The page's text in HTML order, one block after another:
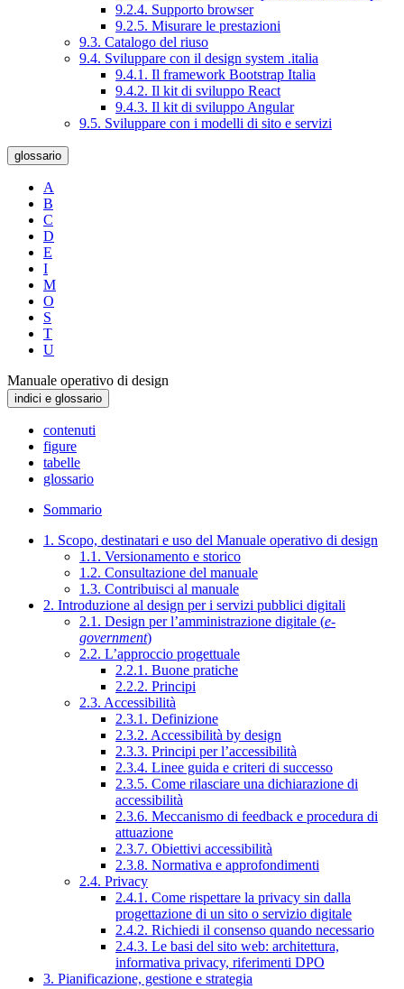
9.2.4. Supporto browser
9.2.5. Misurare le prestazioni
9.3. Catalogo del riuso
9.4. Sviluppare con il design system .italia
9.4.1. Il framework Bootstrap Italia
9.4.2. Il kit di sviluppo React
9.4.3. Il kit di sviluppo Angular
9.5. Sviluppare con i modelli di sito e servizi
glossario
A
B
C
D
E
I
M
O
S
T
U
Manuale operativo di design
indici e glossario
contenuti
figure
tabelle
glossario
Sommario
1. Scopo, destinatari e uso del Manuale operativo di design
1.1. Versionamento e storico
1.2. Consultazione del manuale
1.3. Contribuisci al manuale
2. Introduzione al design per i servizi pubblici digitali
2.1. Design per l’amministrazione digitale (e-
government)
2.2. L’approccio progettuale
2.2.1. Buone pratiche
2.2.2. Principi
2.3. Accessibilità
2.3.1. Definizione
2.3.2. Accessibilità by design
2.3.3. Principi per l’accessibilità
2.3.4. Linee guida e criteri di successo
2.3.5. Come rilasciare una dichiarazione di
accessibilità
2.3.6. Meccanismo di feedback e procedura di
attuazione
2.3.7. Obiettivi accessibilità
2.3.8. Normativa e approfondimenti
2.4. Privacy
2.4.1. Come rispettare la privacy sin dalla
progettazione di un sito o servizio digitale
2.4.2. Richiedi il consenso quando necessario
2.4.3. Le basi del sito web: architettura,
informativa privacy, riferimenti DPO
3. Pianificazione, gestione e strategia